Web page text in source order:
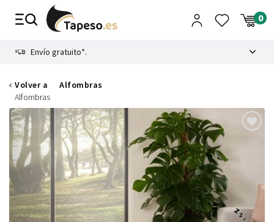
Envío gratuito*.
Volver a
Alfombras
Alfombras